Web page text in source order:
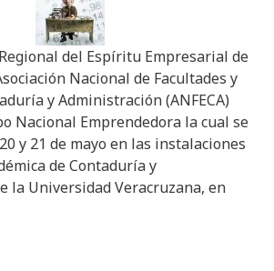
del Espíritu Empresarial de
Nacional de Facultades y
y Administración (ANFECA)
Nacional Emprendedora la cual se
y 21 de mayo en las instalaciones
de Contaduría y
la Universidad Veracruzana, en